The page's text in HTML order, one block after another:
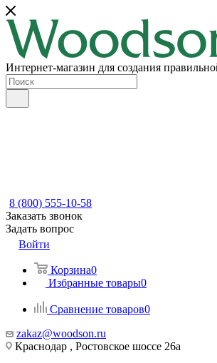
Интернет-магазин для создания
8 (800) 555-10-58
Заказать звонок
Задать вопрос
Войти
Корзина0
Избранные товары0
Сравнение товаров0
zakaz@woodson.ru
Краснодар , Ростовское шоссе 26а